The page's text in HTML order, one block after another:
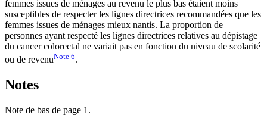
femmes issues de ménages au revenu le plus bas étaient moins
susceptibles de respecter les lignes directrices recommandées que les
femmes issues de ménages mieux nantis. La proportion de
personnes ayant respecté les lignes directrices relatives au dépistage
du cancer colorectal ne variait pas en fonction du niveau de scolarité
ou de revenuNote 6.
Notes
Note de bas de page 1.